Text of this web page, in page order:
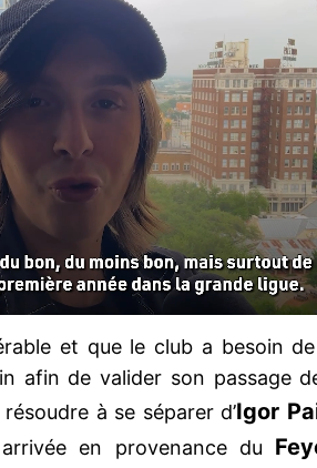
et que le club a besoin
afin de valider son passage
à se séparer d’Igor
en provenance du